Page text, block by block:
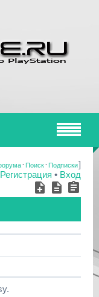
·Поиск·Подписки]
Регистрация • Вход